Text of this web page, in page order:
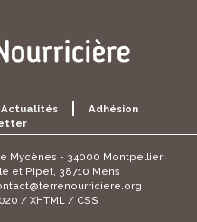
Actualités
Adhésion
Mycènes - 34000 Montpellier
et Pipet, 38710 Mens
/ XHTML / CSS